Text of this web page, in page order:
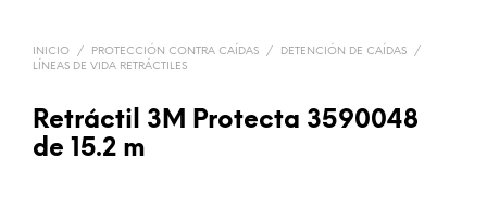
INICIO / PROTECCIÓN CONTRA CAÍDAS / DETENCIÓN DE CAÍDAS
/
LÍNEAS DE VIDA RETRÁCTILES
Retráctil 3M Protecta 3590048
de 15.2 m